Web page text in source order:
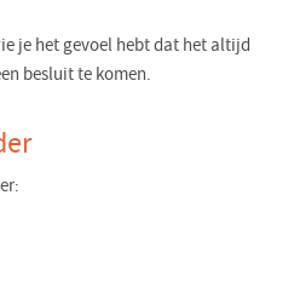
je het gevoel hebt dat het altijd
besluit te komen.